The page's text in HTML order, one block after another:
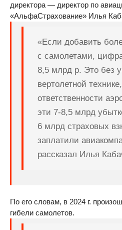
директора — директор по
«АльфаСтрахование» Илья
«Если добавить
с самолетами,
8,5 млрд р. Это без
вертолетной
ответственности
эти 7-8,5 млрд
6 млрд страховых
заплатили
рассказал Илья
По его словам, в 2024 г.
гибели самолетов.